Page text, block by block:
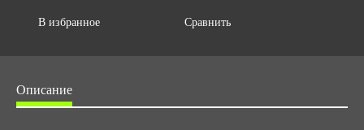
Объем упаковки,м3
В избранное Сравнить
Описание